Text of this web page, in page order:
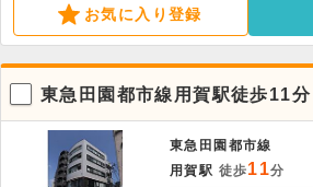
お気に入り登録
東急田園都市線用賀駅徒歩11
階・カフェ居抜きの店舗物件。
東急田園都市線
用賀駅 徒歩11分